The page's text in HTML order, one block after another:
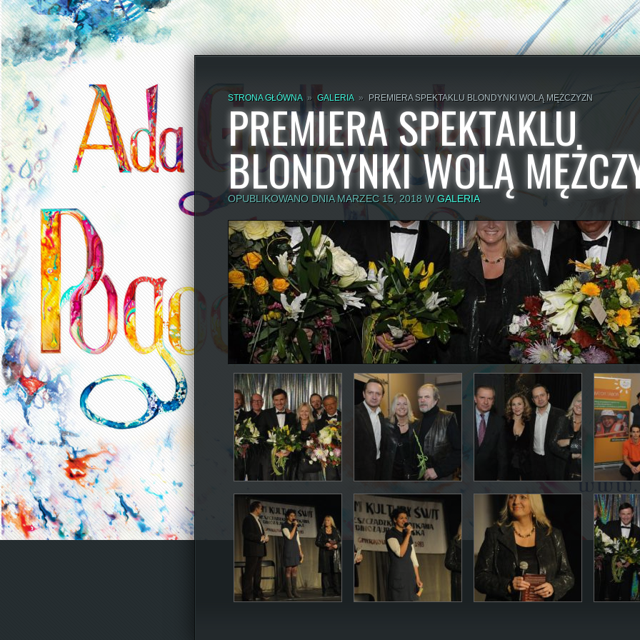
STRONA GŁÓWNA » GALERIA » PREMIERA SPEKTAKLU BLONDYNKI WOLĄ MĘŻCZYZN
PREMIERA SPEKTAKLU
BLONDYNKI WOLĄ
OPUBLIKOWANO DNIA MARZEC 15, 2018 WGALERIA